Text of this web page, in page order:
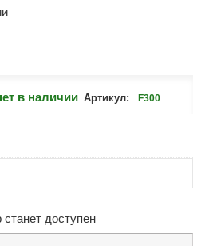
в наличии Артикул: F300
доступен